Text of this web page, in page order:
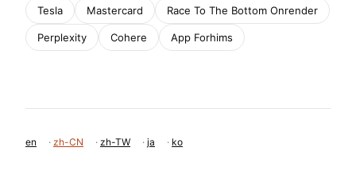
Tesla Mastercard Race To The Bottom Onrender
Perplexity Cohere App Forhims
en · zh-CN · zh-TW · ja · ko